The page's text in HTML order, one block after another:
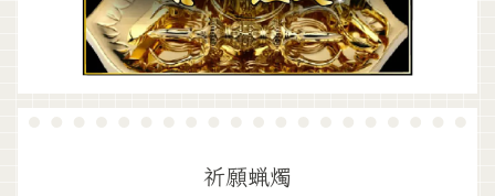
祈願蝋燭